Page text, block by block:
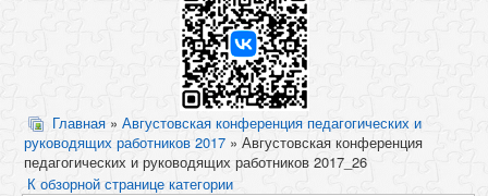
Главная » Августовская конференция педагогических и
руководящих работников 2017 » Августовская конференция
педагогических и руководящих работников 2017_26
К обзорной странице категории